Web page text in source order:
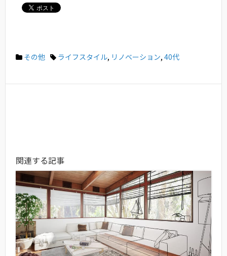
その他 ライフスタイル, リノベーション, 40代
関連する記事